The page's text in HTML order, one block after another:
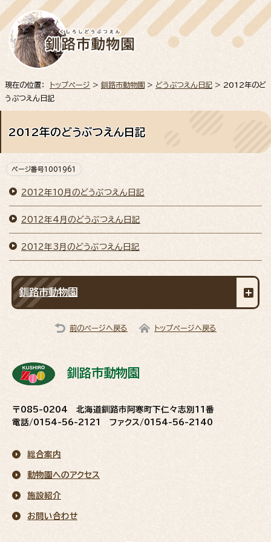
現在の位置： トップページ > 釧路市動物園 > どうぶつえん日記 > 2012年のど
うぶつえん日記
2012年のどうぶつえん日記
ページ番号1001961
2012年10月のどうぶつえん日記
2012年4月のどうぶつえん日記
2012年3月のどうぶつえん日記
釧路市動物園
前のページへ戻る トップページへ戻る
釧路市動物園
〒085-0204 北海道釧路市阿寒町下仁々志別11番
電話/0154-56-2121 ファクス/0154-56-2140
総合案内
動物園へのアクセス
施設紹介
お問い合わせ